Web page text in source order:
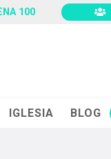
100
IGLESIA BLOG